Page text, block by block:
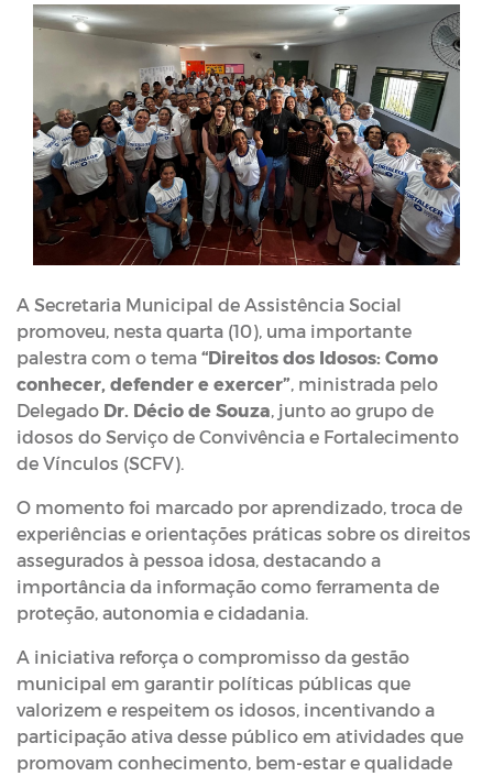
A Secretaria Municipal de Assistência Social
promoveu, nesta quarta (10), uma importante
palestra com o tema “Direitos dos Idosos: Como
conhecer, defender e exercer” , ministrada pelo
Delegado Dr. Décio de Souza , junto ao grupo de
idosos do Serviço de Convivência e Fortalecimento
de Vínculos (SCFV).
O momento foi marcado por aprendizado, troca de
experiências e orientações práticas sobre os direitos
assegurados à pessoa idosa, destacando a
importância da informação como ferramenta de
proteção, autonomia e cidadania.
A iniciativa reforça o compromisso da gestão
municipal em garantir políticas públicas que
valorizem e respeitem os idosos, incentivando a
participação ativa desse público em atividades que
promovam conhecimento, bem-estar e qualidade